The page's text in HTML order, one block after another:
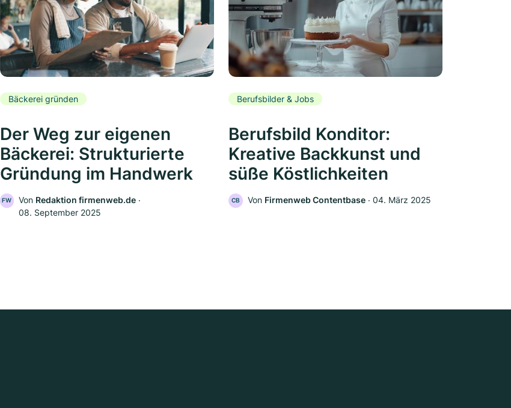
Bäckerei gründen
Der Weg zur eigenen
Bäckerei: Strukturierte
Gründung im Handwerk
FW Von Redaktion firmenweb.de‧
08. September 2025
Berufsbilder & Jobs
Berufsbild Konditor:
Kreative Backkunst und
süße Köstlichkeiten
CB Von Firmenweb Contentbase ‧ 04. März 2025